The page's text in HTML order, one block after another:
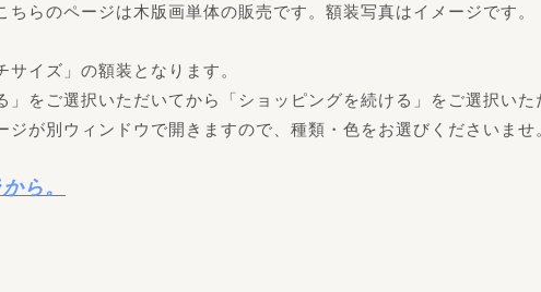
らのページは木版画単体の販売です。額装写真はイメージです。
サイズ」の額装となります。
」をご選択いただいてから「ショッピングを続ける」をご選択い
ジが別ウィンドウで開きますので、種類・色をお選びくださいませ
ら。